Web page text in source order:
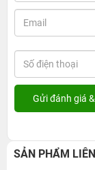
SẢN PHẨM